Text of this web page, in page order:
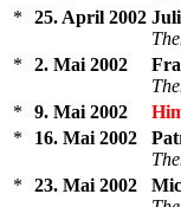
25. April 2002
2. Mai 2002
9. Mai 2002
16. Mai 2002
23. Mai 2002